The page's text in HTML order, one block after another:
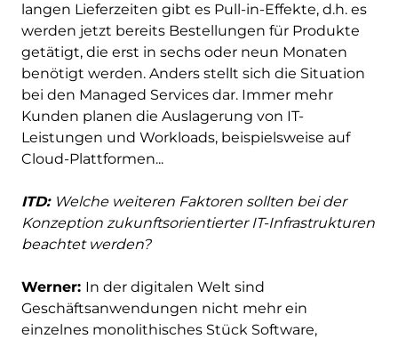
langen Lieferzeiten gibt es Pull-in-Effekte, d.h. es
werden jetzt bereits Bestellungen für Produkte
getätigt, die erst in sechs oder neun Monaten
benötigt werden. Anders stellt sich die Situation
bei den Managed Services dar. Immer mehr
Kunden planen die Auslagerung von IT-
Leistungen und Workloads, beispielsweise auf
Cloud-Plattformen...
ITD: Welche weiteren Faktoren sollten bei der
Konzeption zukunftsorientierter IT-Infrastrukturen
beachtet werden?
Werner: In der digitalen Welt sind
Geschäftsanwendungen nicht mehr ein
einzelnes monolithisches Stück Software,